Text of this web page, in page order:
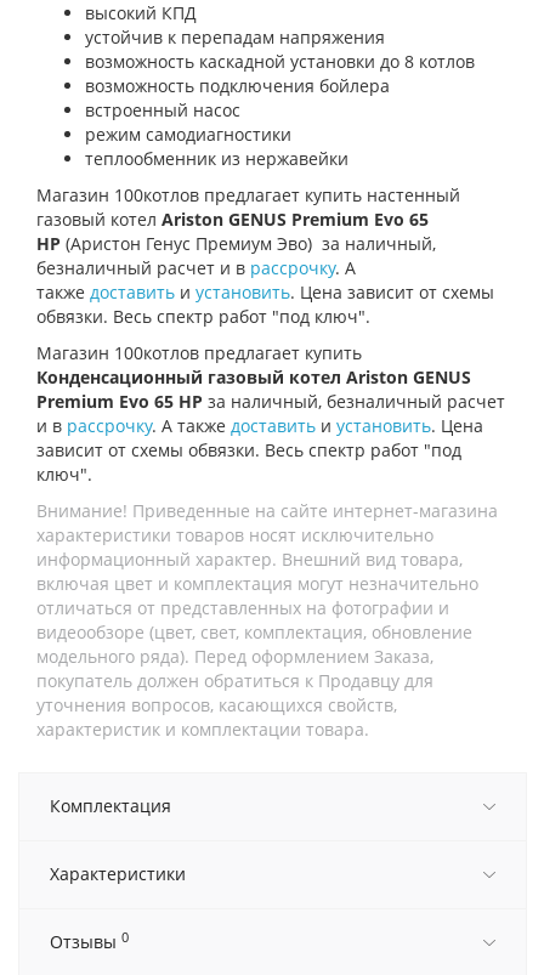
высокий КПД
устойчив к перепадам напряжения
возможность каскадной установки до 8 котлов
возможность подключения бойлера
встроенный насос
режим самодиагностики
теплообменник из нержавейки
Магазин 100котлов предлагает купить настенный
газовый котел Ariston GENUS Premium Evo 65
HP (Аристон Генус Премиум Эво) за наличный,
безналичный расчет и в рассрочку. А
также доставить и установить. Цена зависит от схемы
обвязки. Весь спектр работ "под ключ".
Магазин 100котлов предлагает купить
Конденсационный газовый котел Ariston GENUS
Premium Evo 65 HP за наличный, безналичный расчет
и в рассрочку. А также доставить и установить. Цена
зависит от схемы обвязки. Весь спектр работ "под
ключ".
Внимание! Приведенные на сайте интернет-магазина
характеристики товаров носят исключительно
информационный характер. Внешний вид товара,
включая цвет и комплектация могут незначительно
отличаться от представленных на фотографии и
видеообзоре (цвет, свет, комплектация, обновление
модельного ряда). Перед оформлением Заказа,
покупатель должен обратиться к Продавцу для
уточнения вопросов, касающихся свойств,
характеристик и комплектации товара.
Комплектация
Характеристики
Отзывы 0